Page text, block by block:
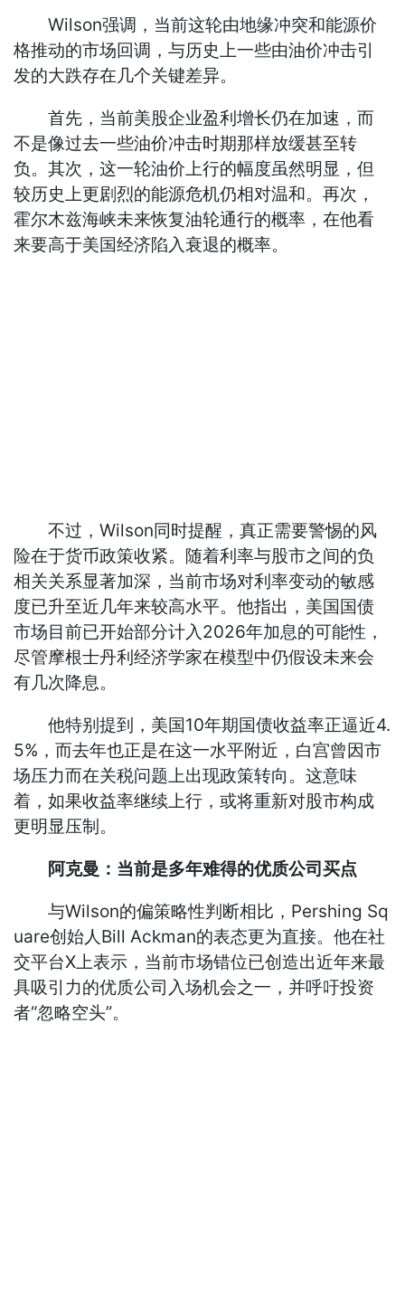
Wilson强调，当前这轮由地缘冲突和能源价
格推动的市场回调，与历史上一些由油价冲击引
发的大跌存在几个关键差异。
首先，当前美股企业盈利增长仍在加速，而
不是像过去一些油价冲击时期那样放缓甚至转
负。其次，这一轮油价上行的幅度虽然明显，但
较历史上更剧烈的能源危机仍相对温和。再次，
霍尔木兹海峡未来恢复油轮通行的概率，在他看
来要高于美国经济陷入衰退的概率。
不过，Wilson同时提醒，真正需要警惕的风
险在于货币政策收紧。随着利率与股市之间的负
相关关系显著加深，当前市场对利率变动的敏感
度已升至近几年来较高水平。他指出，美国国债
市场目前已开始部分计入2026年加息的可能性，
尽管摩根士丹利经济学家在模型中仍假设未来会
有几次降息。
他特别提到，美国10年期国债收益率正逼近4.
5%，而去年也正是在这一水平附近，白宫曾因市
场压力而在关税问题上出现政策转向。这意味
着，如果收益率继续上行，或将重新对股市构成
更明显压制。
阿克曼：当前是多年难得的优质公司买点
与Wilson的偏策略性判断相比，Pershing Sq
uare创始人Bill Ackman的表态更为直接。他在社
交平台X上表示，当前市场错位已创造出近年来最
具吸引力的优质公司入场机会之一，并呼吁投资
者“忽略空头”。